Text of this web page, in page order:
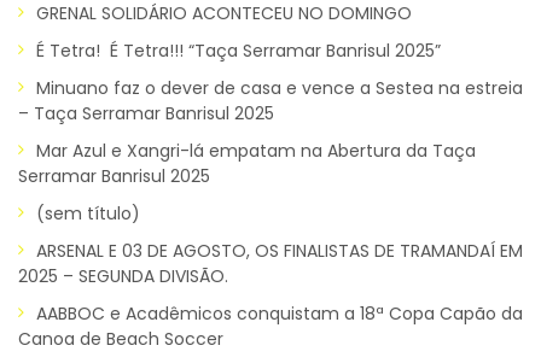
GRENAL SOLIDÁRIO ACONTECEU NO DOMINGO
É Tetra! É Tetra!!! “Taça Serramar Banrisul 2025”
Minuano faz o dever de casa e vence a Sestea na estreia
– Taça Serramar Banrisul 2025
Mar Azul e Xangri-lá empatam na Abertura da Taça
Serramar Banrisul 2025
(sem título)
ARSENAL E 03 DE AGOSTO, OS FINALISTAS DE TRAMANDAÍ EM
2025 – SEGUNDA DIVISÃO.
AABBOC e Acadêmicos conquistam a 18ª Copa Capão da
Canoa de Beach Soccer